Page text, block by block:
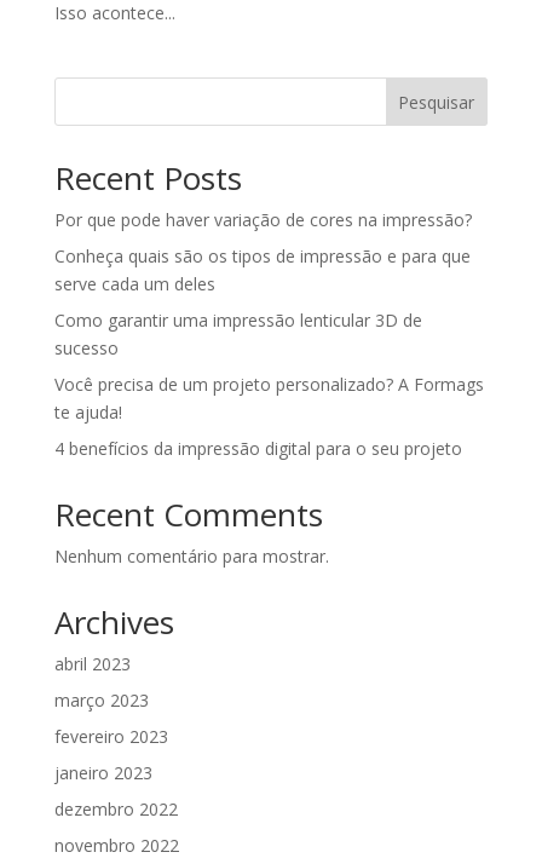
Isso acontece...
Pesquisar
Recent Posts
Por que pode haver variação de cores na impressão?
Conheça quais são os tipos de impressão e para que
serve cada um deles
Como garantir uma impressão lenticular 3D de
sucesso
Você precisa de um projeto personalizado? A Formags
te ajuda!
4 benefícios da impressão digital para o seu projeto
Recent Comments
Nenhum comentário para mostrar.
Archives
abril 2023
março 2023
fevereiro 2023
janeiro 2023
dezembro 2022
novembro 2022